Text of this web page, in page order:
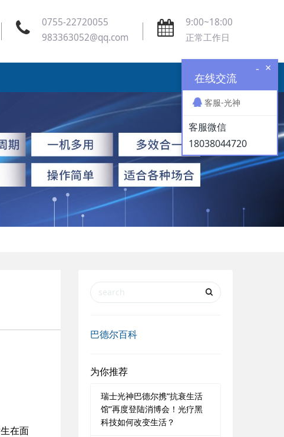
0755-22720055
983363052@qq.com
9:00~18:00
正常工作日
在面
巴德尔百科
为你推荐
瑞士光神巴德尔携“抗衰生活
馆”再度登陆消博会！光疗黑
科技如何改变生活？
×
-
在线交流
客服-光神
客服微信
18038044720